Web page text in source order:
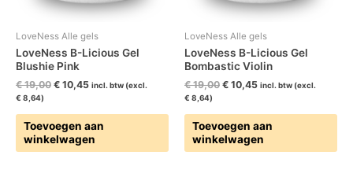
LoveNess Alle gels
LoveNess B-Licious Gel
Blushie Pink
€19,00 € 10,45 incl. btw (excl.
€ 8,64)
Toevoegen aan
winkelwagen
LoveNess Alle gels
LoveNess B-Licious Gel
Bombastic Violin
€19,00 € 10,45 incl. btw (excl.
€ 8,64)
Toevoegen aan
winkelwagen